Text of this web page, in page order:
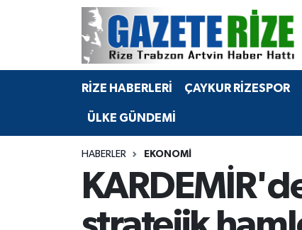
RİZE HABERLERİ ÇAYKUR RİZESPOR
ÜLKE GÜNDEMİ
HABERLER EKONOMİ
BÖLGEMİZ
Bilim Teknoloji
Merkez Nöbetçi Eczaneler
Merkez Hava Durumu
Merkez Trafik Yoğunluk Haritası
Tüm Manşetler